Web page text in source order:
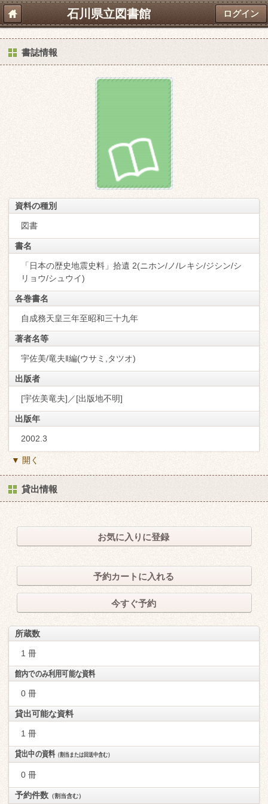
石川県立図書館 ログイン
書誌情報
資料の種別
図書
書名
「日本の歴史地震史料」拾遺 2(ニホン/ノ/レキシ/ジシン/シ
リョウ/シュウイ)
各巻書名
自成務天皇三年至昭和三十九年
著者名等
宇佐美/竜夫‖編(ウサミ,タツオ)
出版者
[宇佐美竜夫]／[出版地不明]
出版年
2002.3
▼ 開く
貸出情報
お気に入りに登録
予約カートに入れる
今すぐ予約
所蔵数
1 冊
館内でのみ利用可能な資料
0 冊
貸出可能な資料
1 冊
貸出中の資料（割当または回送中含む）
0 冊
予約件数 （割当含む）